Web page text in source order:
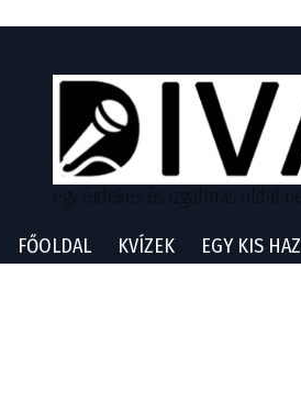
FŐOLDAL KVÍZEK EGY KIS